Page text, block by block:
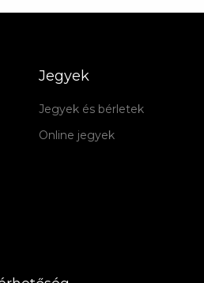
Jegyek
Jegyek és bérletek
Online jegyek